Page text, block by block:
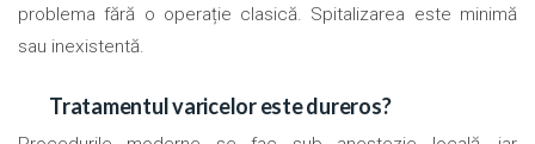
problema fără o operație clasică. Spitalizarea este minimă
sau inexistentă.
Tratamentul varicelor este dureros?